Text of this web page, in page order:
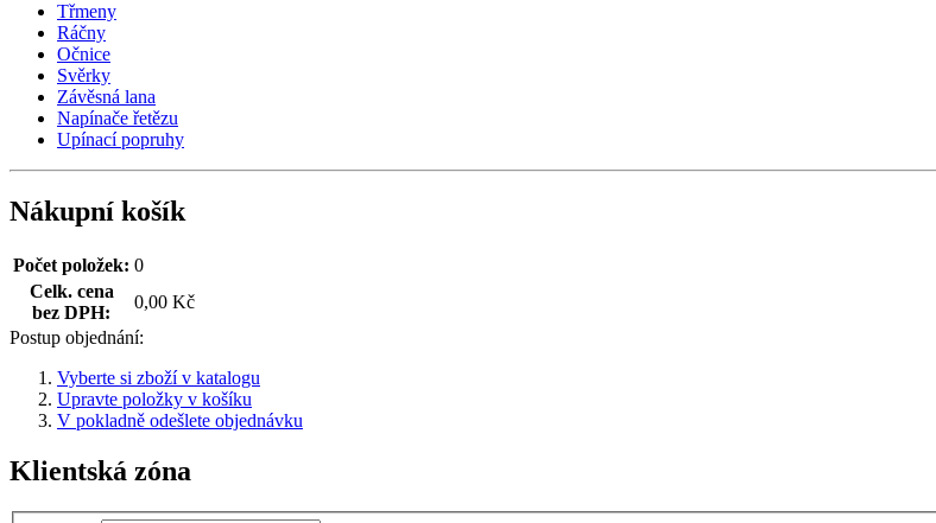
Třmeny
Ráčny
Očnice
Svěrky
Závěsná lana
Napínače řetězu
Upínací popruhy
Nákupní košík
Počet položek: 0
Celk. cena
bez DPH:
0,00 Kč
Postup objednání:
Vyberte si zboží v katalogu
Upravte položky v košíku
V pokladně odešlete objednávku
Klientská zóna